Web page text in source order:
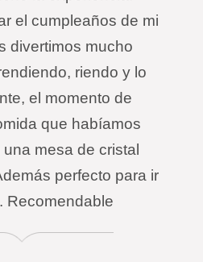
el cumpleaños de mi
divertimos mucho
riendo y lo
el momento de
que habíamos
mesa de cristal
perfecto para ir
Recomendable